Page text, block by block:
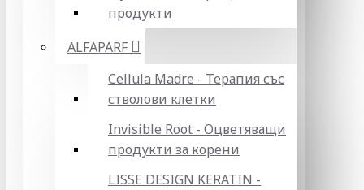
продукти
ALFAPARF
Cellula Madre - Терапия със
стволови клетки
Invisible Root - Оцветяващи
продукти за корени
LISSE DESIGN KERATIN -